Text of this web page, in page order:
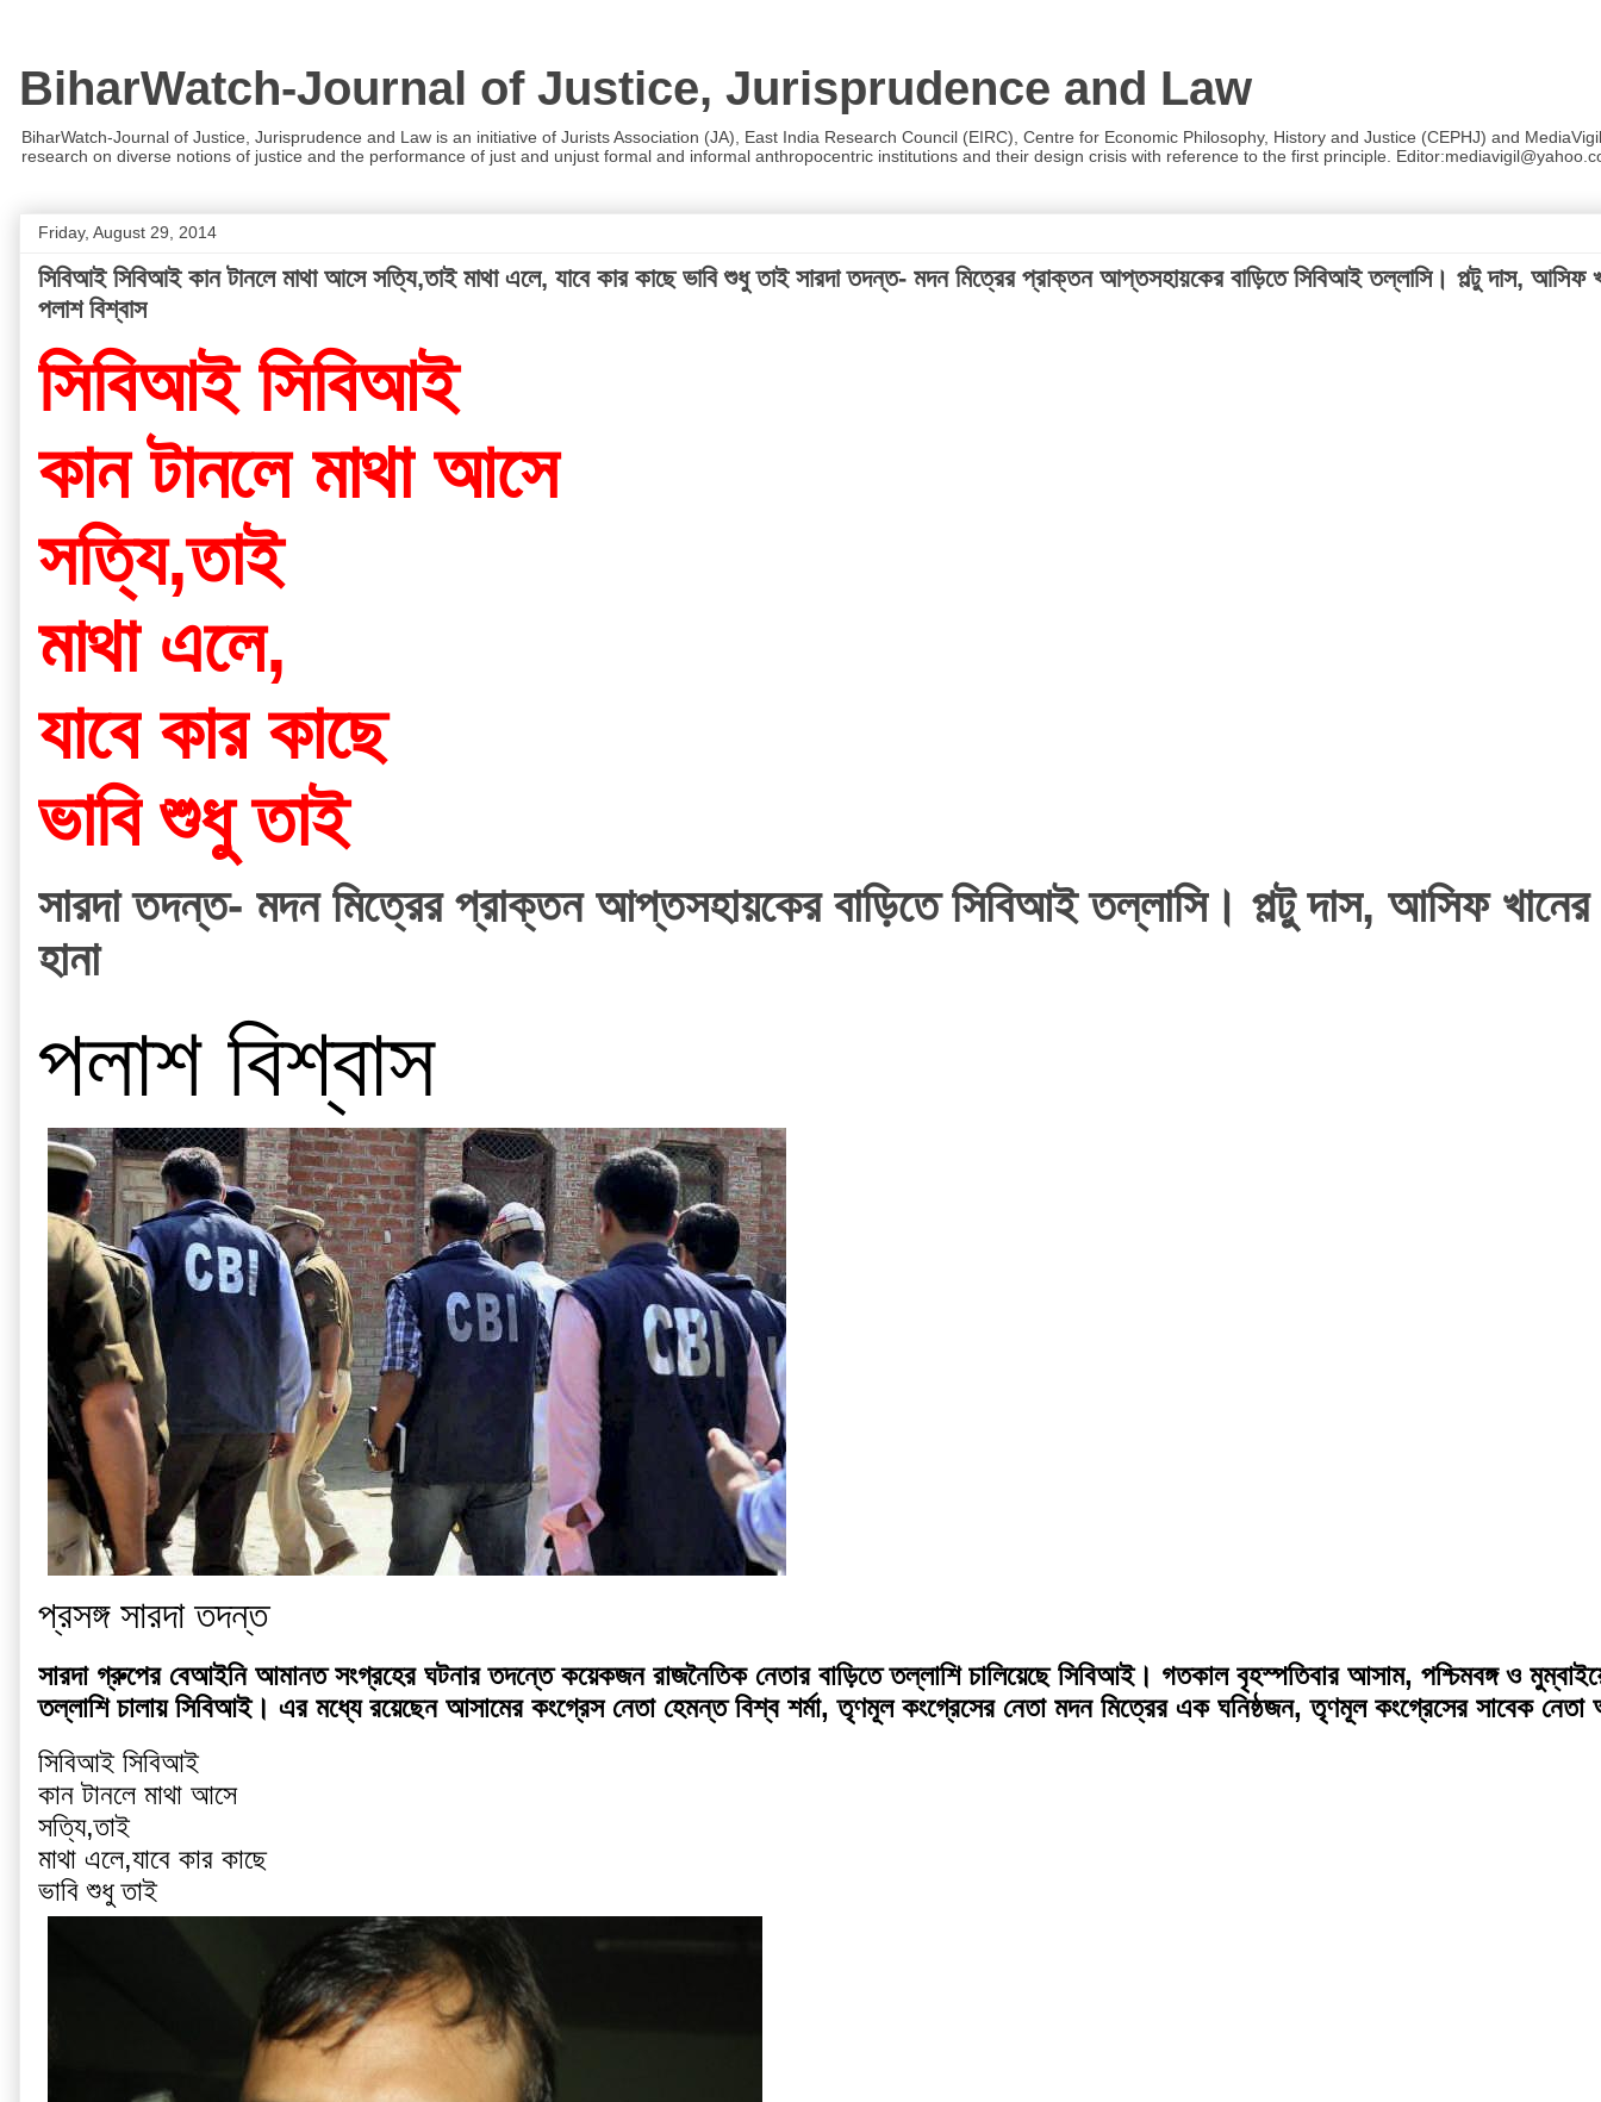
BiharWatch-Journal of Justice, Jurisprudence and Law
BiharWatch-Journal of Justice, Jurisprudence and Law is an initiative of Jurists Association (JA), East India Research Council (EIRC), Centre for Economic Philosophy, History and Justice (CEPHJ) and
research on diverse notions of justice and the performance of just and unjust formal and informal anthropocentric institutions and their design crisis with reference to the first principle.
Friday, August 29, 2014
সিবিআই সিবিআই কান টানলে মাথা আসে সত্যি,তাই মাথা এলে, যাবে কার কাছে ভাবি শুধু তাই সারদা তদন্ত- মদন মিত্রের প্রাক্তন আপ্তসহায়কের বাড়িতে সিবিআই তল্লাসি। পল্টু দাস, আসিফ
পলাশ বিশ্বাস
সিবিআই সিবিআই
কান টানলে মাথা আসে
সত্যি,তাই
মাথা এলে,
যাবে কার কাছে
ভাবি শুধু তাই
সারদা তদন্ত- মদন মিত্রের প্রাক্তন আপ্তসহায়কের বাড়িতে সিবিআই তল্লাসি। পল্টু দাস, আসিফ খানের
হানা
পলাশ বিশ্বাস
প্রসঙ্গ সারদা তদন্ত
সারদা গ্রুপের বেআইনি আমানত সংগ্রহের ঘটনার তদন্তে কয়েকজন রাজনৈতিক নেতার বাড়িতে তল্লাশি চালিয়েছে সিবিআই। গতকাল বৃহস্পতিবার আসাম, পশ্চিমবঙ্গ ও
তল্লাশি চালায় সিবিআই। এর মধ্যে রয়েছেন আসামের কংগ্রেস নেতা হেমন্ত বিশ্ব শর্মা, তৃণমূল কংগ্রেসের নেতা মদন মিত্রের এক ঘনিষ্ঠজন, তৃণমূল কংগ্রেসের সাবেক
সিবিআই সিবিআই
কান টানলে মাথা আসে
সত্যি,তাই
মাথা এলে,যাবে কার কাছে
ভাবি শুধু তাই